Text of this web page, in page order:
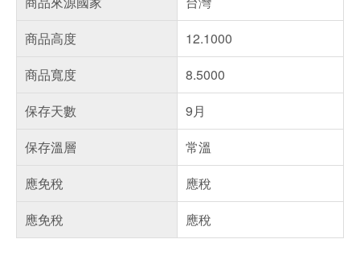
商品高度
12.1000
商品寬度
8.5000
保存天數
9月
保存溫層
常溫
應免稅
應稅
應免稅
應稅